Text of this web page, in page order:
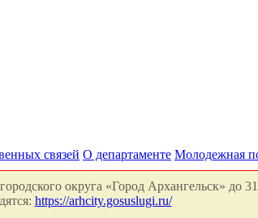
связей О департаменте Молодежная
округа «Город Архангельск» до
https://arhcity.gosuslugi.ru/